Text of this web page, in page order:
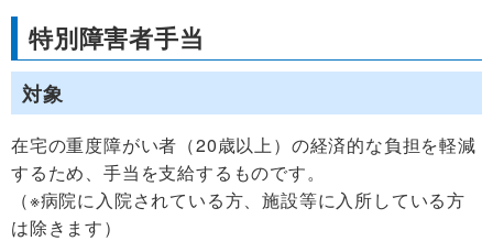
特別障害者手当
対象
在宅の重度障がい者（20歳以上）の経済的な負担を軽減
するため、手当を支給するものです。
（※病院に入院されている方、施設等に入所している方
は除きます）